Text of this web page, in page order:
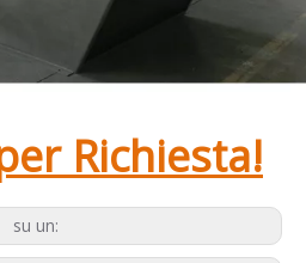
Richiesta!
su un: